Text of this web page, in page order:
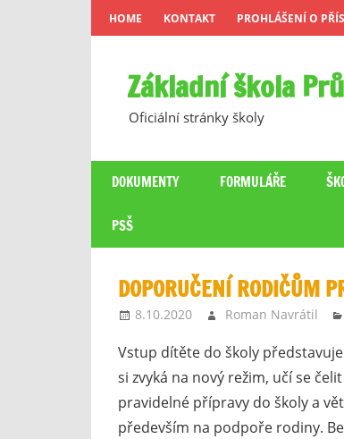
Skip
to
HOME KONTAKT PROHLÁŠENÍ O
Základní škola
Oficiální stránky školy
DOKUMENTY FORMULÁŘE
PSŠ
DOPORUČENÍ RODIČŮM
8.10.2020 Roman Navrátil
Vstup dítěte do školy
si zvyká na nový režim, učí se
pravidelné přípravy do školy a
především na podpoře rodiny.